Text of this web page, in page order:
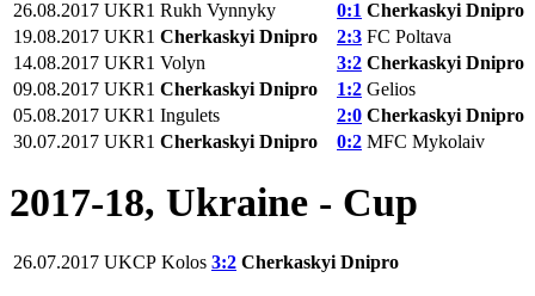
26.08.2017 UKR1 Rukh Vynnyky 0:1 Cherkaskyi Dnipro
19.08.2017 UKR1 Cherkaskyi Dnipro 2:3 FC Poltava
14.08.2017 UKR1 Volyn 3:2 Cherkaskyi Dnipro
09.08.2017 UKR1 Cherkaskyi Dnipro 1:2 Gelios
05.08.2017 UKR1 Ingulets 2:0 Cherkaskyi Dnipro
30.07.2017 UKR1 Cherkaskyi Dnipro 0:2 MFC Mykolaiv
2017-18, Ukraine - Cup
26.07.2017 UKCP Kolos 3:2 Cherkaskyi Dnipro